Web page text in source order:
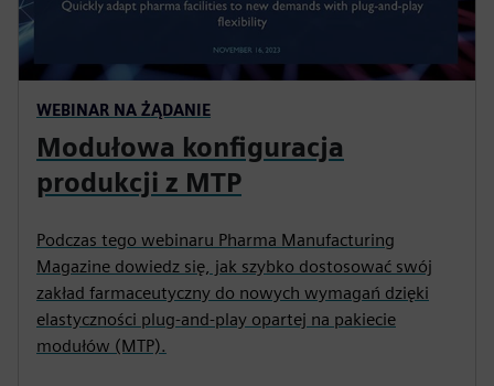
WEBINAR NA ŻĄDANIE
Modułowa konfiguracja
produkcji z MTP
Podczas tego webinaru Pharma Manufacturing
Magazine dowiedz się, jak szybko dostosować swój
zakład farmaceutyczny do nowych wymagań dzięki
elastyczności plug-and-play opartej na pakiecie
modułów (MTP).